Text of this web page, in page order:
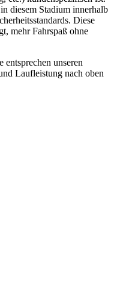
diesem Stadium innerhalb
Diese
mehr Fahrspaß ohne
unseren
Laufleistung nach oben